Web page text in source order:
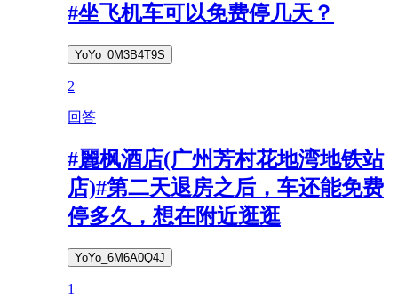
#坐飞机车可以免费停几天？
YoYo_0M3B4T9S
2
回答
#麗枫酒店(广州芳村花地湾地铁站
店)#第二天退房之后，车还能免费
停多久，想在附近逛逛
YoYo_6M6A0Q4J
1